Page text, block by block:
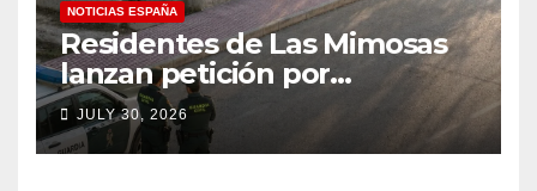
NOTICIAS ESPAÑA
Residentes de Las Mimosas
lanzan petición por
disminución ‘inaceptable’ de
servicios básicos – The
Leader
JULY 30, 2026